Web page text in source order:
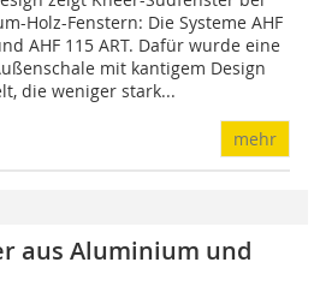
Holz-Fenstern: Die Systeme AHF
AHF 115 ART. Dafür wurde eine
mit kantigem Design
die weniger stark...
mehr
aus Aluminium und